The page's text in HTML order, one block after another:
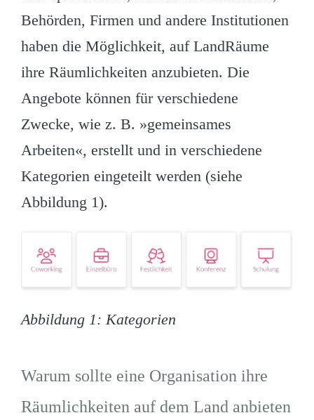
Behörden, Firmen und andere Institutionen
haben die Möglichkeit, auf LandRäume
ihre Räumlichkeiten anzubieten. Die
Angebote können für verschiedene
Zwecke, wie z. B. »gemeinsames
Arbeiten«, erstellt und in verschiedene
Kategorien eingeteilt werden (siehe
Abbildung 1).
Abbildung 1: Kategorien
Warum sollte eine Organisation ihre
Räumlichkeiten auf dem Land anbieten